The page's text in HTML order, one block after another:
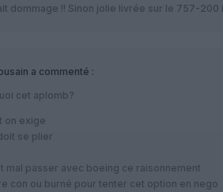
dommage !! Sinon jolie livrée sur le 757-200
a commenté :
cet aplomb?
on exige
se plier
mal passer avec boeing ce raisonnement
con ou burné pour tenter cet option en nego